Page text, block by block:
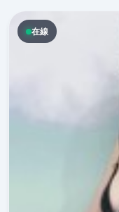
在線